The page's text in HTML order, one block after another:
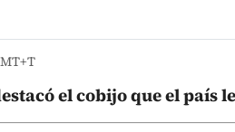
el cobijo que el